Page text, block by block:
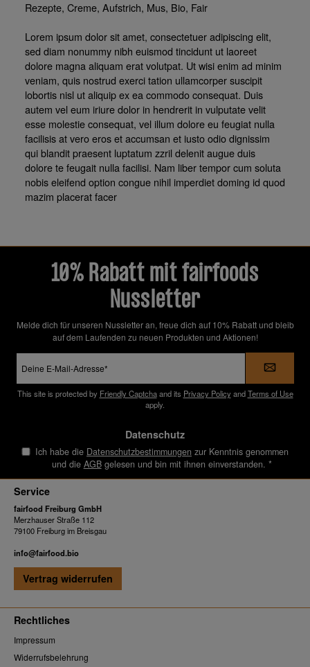
Rezepte, Creme, Aufstrich, Mus, Bio, Fair
Lorem ipsum dolor sit amet, consectetuer adipiscing elit,
sed diam nonummy nibh euismod tincidunt ut laoreet
dolore magna aliquam erat volutpat. Ut wisi enim ad minim
veniam, quis nostrud exerci tation ullamcorper suscipit
lobortis nisl ut aliquip ex ea commodo consequat. Duis
autem vel eum iriure dolor in hendrerit in vulputate velit
esse molestie consequat, vel illum dolore eu feugiat nulla
facilisis at vero eros et accumsan et iusto odio dignissim
qui blandit praesent luptatum zzril delenit augue duis
dolore te feugait nulla facilisi. Nam liber tempor cum soluta
nobis eleifend option congue nihil imperdiet doming id quod
mazim placerat facer
10% Rabatt mit fairfoods
Nussletter
Melde dich für unseren Nussletter an, freue dich auf 10% Rabatt und bleib
auf dem Laufenden zu neuen Produkten und Aktionen!
Mail-
*This site is protected by Friendly Captchaand its Privacy Policy andTerms of Use
apply.
Datenschutz
Ich habe die Datenschutzbestimmungen zur Kenntnis genommen
und die AGBgelesen und bin mit ihnen einverstanden. *
Service
fairfood Freiburg GmbH
Merzhauser Straße 112
79100 Freiburg im Breisgau
info@fairfood.bio
Vertrag widerrufen
Rechtliches
Impressum
Widerrufsbelehrung